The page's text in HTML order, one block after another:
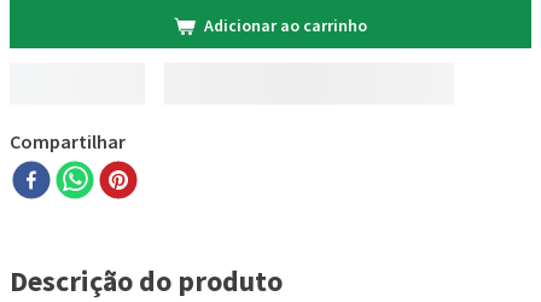
Adicionar ao carrinho
Compartilhar
Descrição do produto